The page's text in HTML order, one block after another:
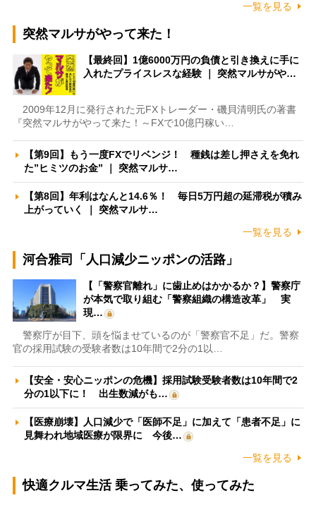
一覧を見る
突然マルサがやって来た！
【最終回】1億6000万円の負債と引き換えに手に
入れたプライスレスな経験 ｜ 突然マルサがや…
2009年12月に発行された元FXトレーダー・磯貝清明氏の著書
『突然マルサがやって来た！～FXで10億円稼い…
【第9回】もう一度FXでリベンジ！ 種銭は差し押さえを免れ
た”ヒミツのお金” ｜ 突然マルサ…
【第8回】年利はなんと14.6％！ 毎日5万円超の延滞税が積み
上がっていく ｜ 突然マルサ…
一覧を見る
河合雅司「人口減少ニッポンの活路」
【「警察官離れ」に歯止めはかかるか？】警察庁
が本気で取り組む「警察組織の構造改革」 実
現…
警察庁が目下、頭を悩ませているのが「警察官不足」だ。警察
官の採用試験の受験者数は10年間で2分の1以…
【安全・安心ニッポンの危機】採用試験受験者数は10年間で2
分の1以下に！ 出生数減がも…
【医療崩壊】人口減少で「医師不足」に加えて「患者不足」に
見舞われ地域医療が限界に 今後…
一覧を見る
快適クルマ生活 乗ってみた、使ってみた